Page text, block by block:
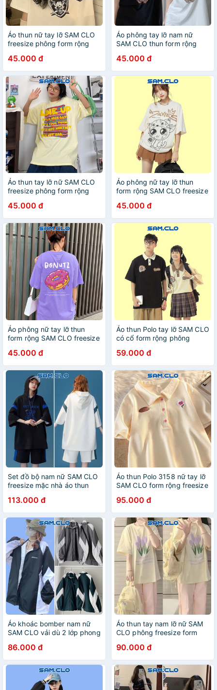
Áo thun nữ tay lỡ SAM CLO
freesize phông form rộng
couple in ĐẦU SỌ VINTAGE
45.000 đ
Áo phông tay lỡ nam nữ
SAM CLO thun form rộng
nhóm, lớp in hình ANH DA
ĐEN AIIFE
45.000 đ
Áo thun tay lỡ nữ SAM CLO
freesize phông form rộng
nhóm, lớp in chữ LINE UP
45.000 đ
Áo phông nữ tay lỡ thun
form rộng SAM CLO freesize
nhóm, lớp in hoạt hình MÈO
MÁY
45.000 đ
Áo phông nữ tay lỡ thun
form rộng SAM CLO freesize
nhóm, lớp in hình bánh
DONUTZ HỒNG
45.000 đ
Áo thun Polo tay lỡ SAM CLO
có cổ form rộng phông
cặp, nhóm, lớp, đi học in chữ
LOGO ENJOY
59.000 đ
Set đồ bộ nam nữ SAM CLO
freesize mặc nhà áo thun
quần đùi GẤU GET RICH
113.000 đ
Áo thun Polo 3158 nữ tay lỡ
SAM CLO form rộng freesize
lớp, đi học thêu LOGO
BÔNG HOA
95.000 đ
Áo khoác bomber nam nữ
SAM CLO vải dù 2 lớp phong
unisex thêu chữ DEREMO
86.000 đ
Áo thun tay nam lỡ nữ SAM
CLO phông freesize form
NỔI 3158
90.000 đ